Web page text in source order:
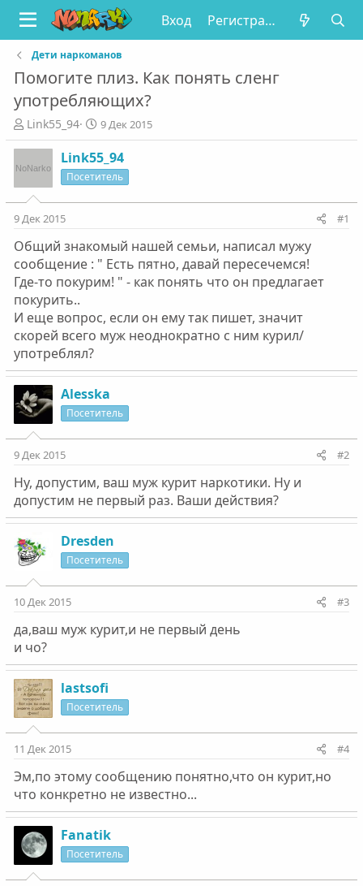
Вход Регистрация
Дети наркоманов
Помогите плиз. Как понять сленг
употребляющих?
А
в
т
о
р
т
е
ы
Link55_94
Д
а
т
а
н
а
л
а
9 Дек 2015
Link55_94
Посетитель
9 Дек 2015 #1
Общий знакомый нашей семьи, написал мужу
сообщение : " Есть пятно, давай пересечемся!
Где-то покурим! " - как понять что он предлагает
покурить..
И еще вопрос, если он ему так пишет, значит
скорей всего муж неоднократно с ним курил/
употреблял?
Alesska
Посетитель
9 Дек 2015 #2
Ну, допустим, ваш муж курит наркотики. Ну и
допустим не первый раз. Ваши действия?
Dresden
Посетитель
10 Дек 2015 #3
да,ваш муж курит,и не первый день
и чо?
lastsofi
Посетитель
11 Дек 2015 #4
Эм,по этому сообщению понятно,что он курит,но
что конкретно не известно...
Fanatik
Посетитель